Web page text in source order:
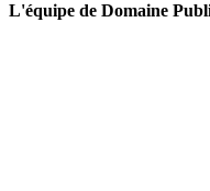
L'équipe de Domaine